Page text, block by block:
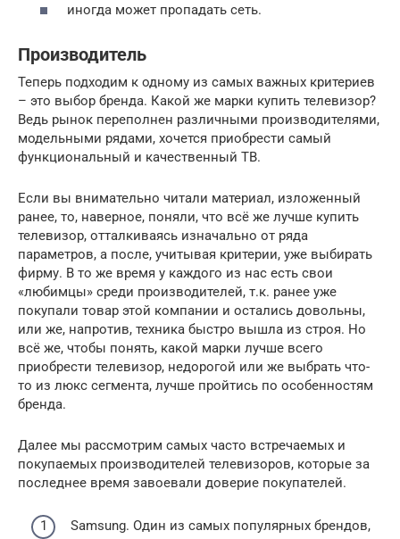
иногда может пропадать сеть.
Производитель
Теперь подходим к одному из самых важных критериев
– это выбор бренда. Какой же марки купить телевизор?
Ведь рынок переполнен различными производителями,
модельными рядами, хочется приобрести самый
функциональный и качественный ТВ.
Если вы внимательно читали материал, изложенный
ранее, то, наверное, поняли, что всё же лучше купить
телевизор, отталкиваясь изначально от ряда
параметров, а после, учитывая критерии, уже выбирать
фирму. В то же время у каждого из нас есть свои
«любимцы» среди производителей, т.к. ранее уже
покупали товар этой компании и остались довольны,
или же, напротив, техника быстро вышла из строя. Но
всё же, чтобы понять, какой марки лучше всего
приобрести телевизор, недорогой или же выбрать что-
то из люкс сегмента, лучше пройтись по особенностям
бренда.
Далее мы рассмотрим самых часто встречаемых и
покупаемых производителей телевизоров, которые за
последнее время завоевали доверие покупателей.
Samsung. Один из самых популярных брендов,